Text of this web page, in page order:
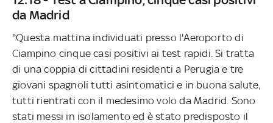
da Madrid
"Questa mattina individuati presso l'Aeroporto di
Ciampino cinque casi positivi ai test rapidi. Si tratta
di una coppia di cittadini residenti a Perugia e tre
giovani spagnoli tutti asintomatici e in buona salute,
tutti rientrati con il medesimo volo da Madrid. Sono
stati messi in isolamento ed è stato predisposto il